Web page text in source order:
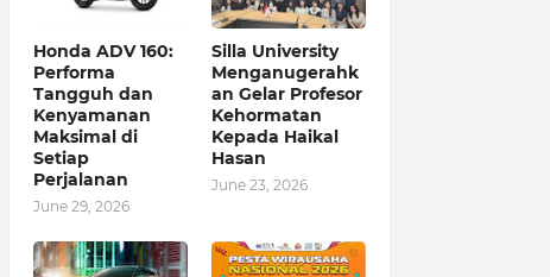
Honda ADV 160:
Performa
Tangguh dan
Kenyamanan
Maksimal di
Setiap
Perjalanan
June 29, 2026
Silla University
Menganugerahk
an Gelar Profesor
Kehormatan
Kepada Haikal
Hasan
June 23, 2026